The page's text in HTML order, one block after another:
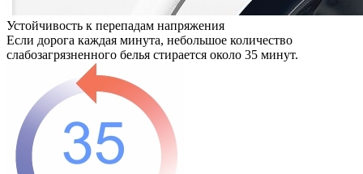
Устойчивость к перепадам напряжения
Если дорога каждая минута, небольшое количество
слабозагрязненного белья стирается около 35 минут.